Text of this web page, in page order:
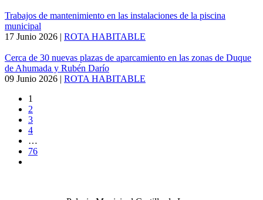
Trabajos de mantenimiento en las instalaciones de la piscina
municipal
17 Junio 2026 | ROTA HABITABLE
Cerca de 30 nuevas plazas de aparcamiento en las zonas de Duque
de Ahumada y Rubén Darío
09 Junio 2026 | ROTA HABITABLE
1
2
3
4
…
76